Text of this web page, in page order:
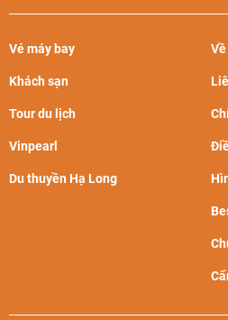
Vé máy bay
Khách sạn
Tour du lịch
Vinpearl
Du thuyền Hạ Long